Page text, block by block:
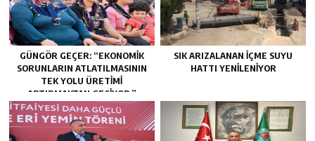
GÜNGÖR GEÇER: “EKONOMIK
SORUNLARIN ATLATILMASININ
TEK YOLU ÜRETIMI
ARTIRMAKTAN GEÇIYOR.”
SIK ARIZALANAN IÇME SUYU
HATTI YENILENIYOR